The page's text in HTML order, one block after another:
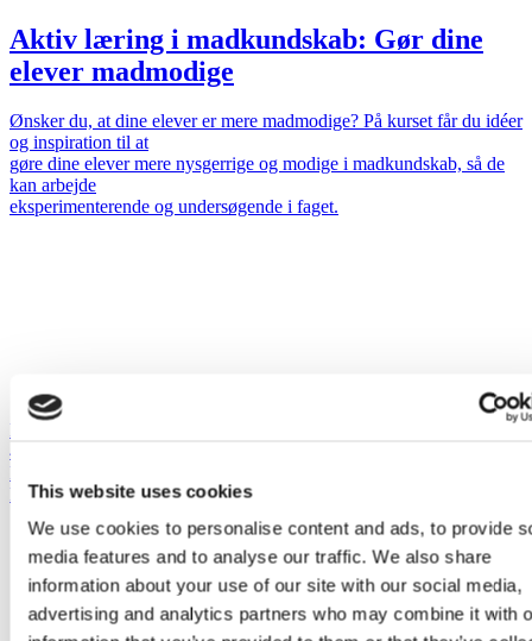
This website uses cookies
We use cookies to personalise content and ads, to provide
media features and to analyse our traffic. We also share
information about your use of our site with our social media,
advertising and analytics partners who may combine it with
Aktiv læring i madkundskab: Gør dine
elever madmodige
Ønsker du, at dine elever er mere madmodige? På kurset får du idéer
og inspiration til at
gøre dine elever mere nysgerrige og modige i madkundskab, så de
kan arbejde
eksperimenterende og undersøgende i faget.
Professionshøjskolen Absalon, Campus Vordingborg, Kuskevej 1B,
4760 Vordingborg
Målgruppe: Mellemtrin Udskoling
Fag: Madkundskab